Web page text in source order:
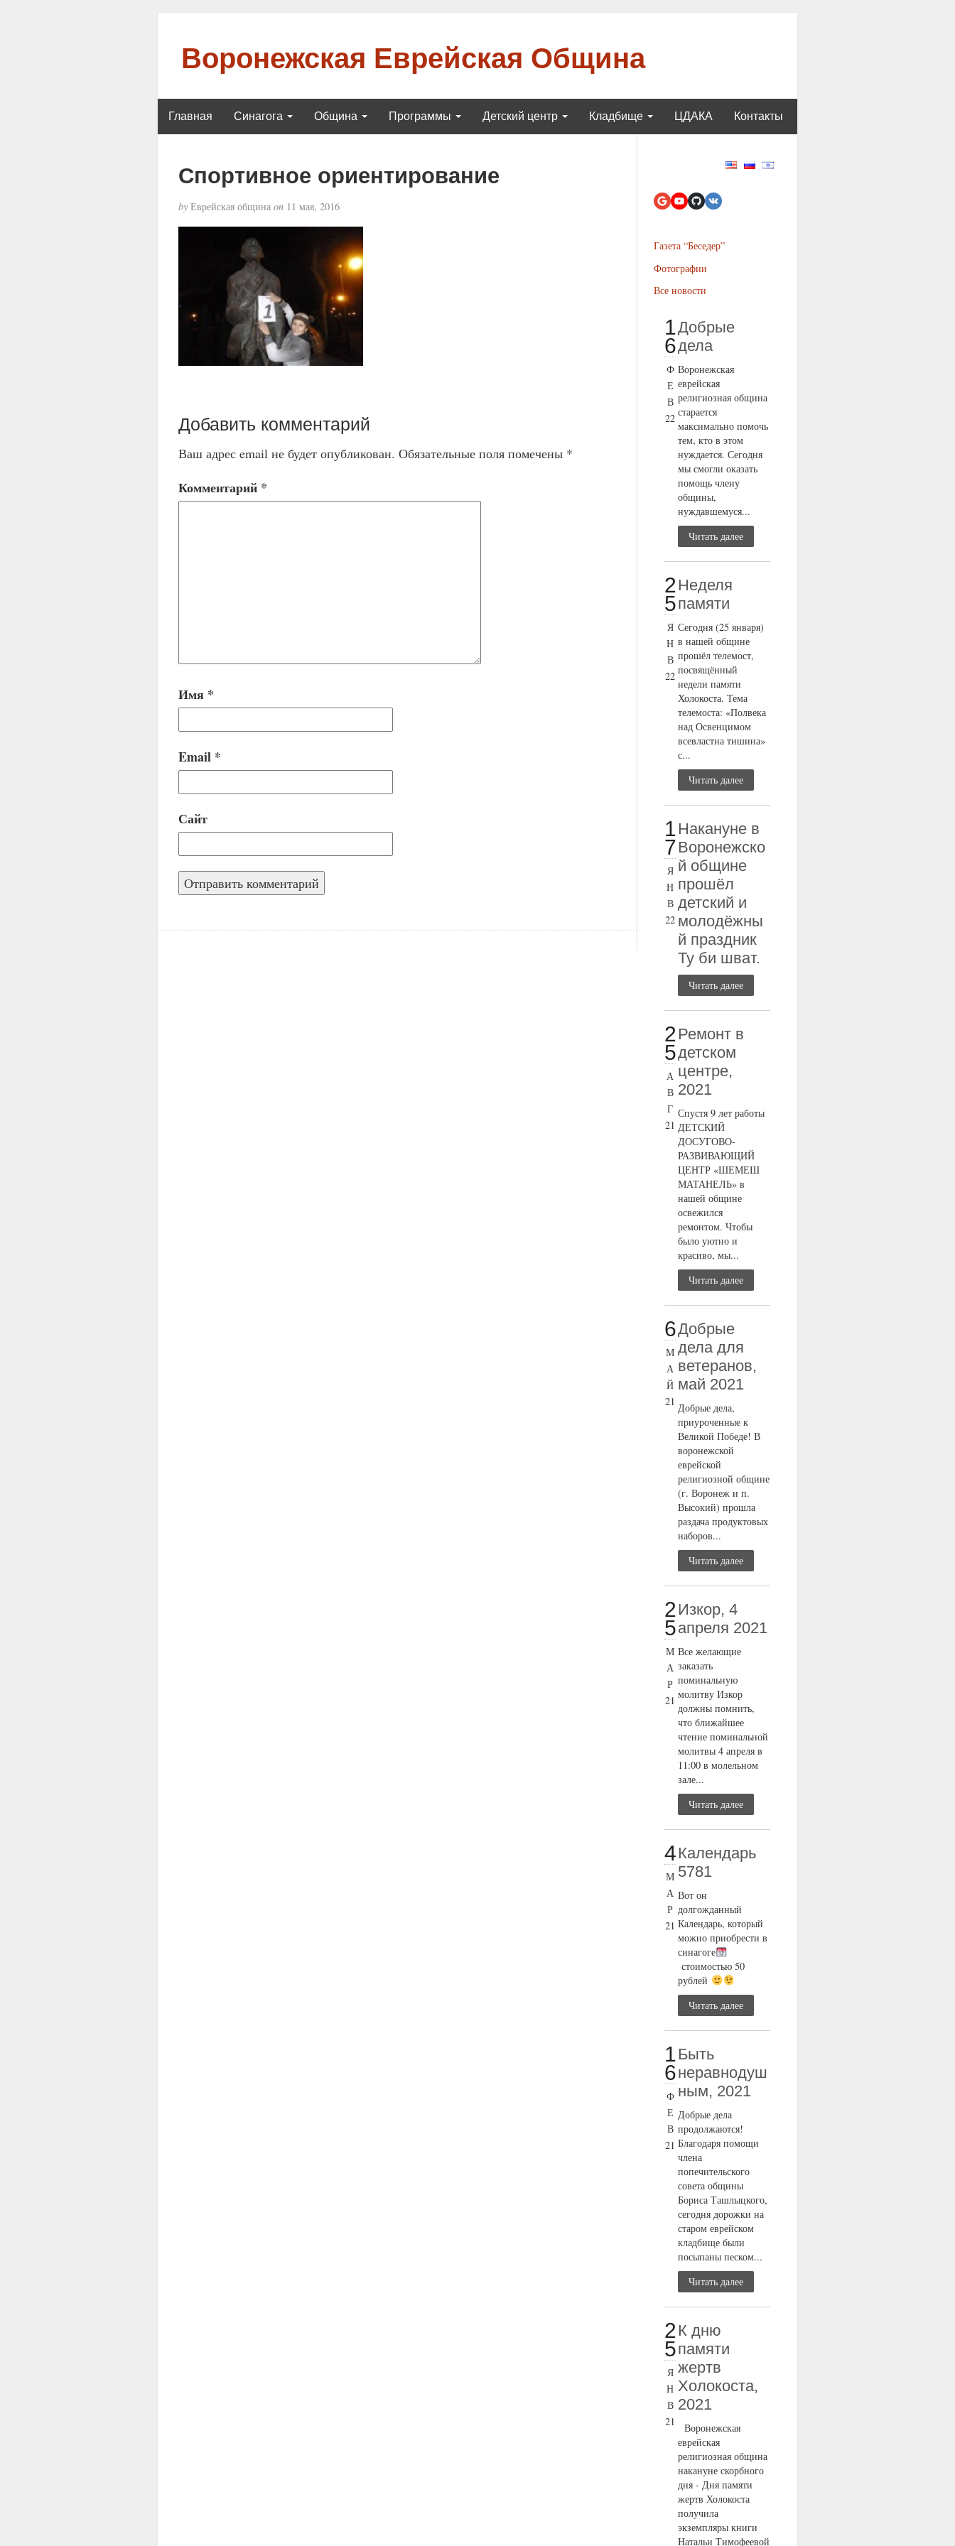
Воронежская Еврейская Община
Главная Синагога Община Программы Детский центр Кладбище ЦДАКА Контакты
Спортивное ориентирование
byЕврейская община on11 мая, 2016
Добавить комментарий
Ваш адрес email не будет опубликован. Обязательные поля помечены *
Комментарий *
Имя *
Email *
Сайт
Газета “Беседер”
Фотографии
Все новости
1
6
Ф
Е
В
22
Добрые
дела
Воронежская
еврейская
религиозная община
старается
максимально помочь
тем, кто в этом
нуждается. Сегодня
мы смогли оказать
помощь члену
общины,
нуждавшемуся...
Читать далее
2
5
Я
Н
В
22
Неделя
памяти
Сегодня (25 января)
в нашей общине
прошёл телемост,
посвящённый
недели памяти
Холокоста. Тема
телемоста: «Полвека
над Освенцимом
всевластна тишина»
с...
Читать далее
1
7
Я
Н
В
22
Накануне в
Воронежско
й общине
прошёл
детский и
молодёжны
й праздник
Ту би шват.
Читать далее
2
5
А
В
Г
21
Ремонт в
детском
центре,
2021
Спустя 9 лет работы
ДЕТСКИЙ
ДОСУГОВО-
РАЗВИВАЮЩИЙ
ЦЕНТР «ШЕМЕШ
МАТАНЕЛЬ» в
нашей общине
освежился
ремонтом. Чтобы
было уютно и
красиво, мы...
Читать далее
6
М
А
Й
21
Добрые
дела для
ветеранов,
май 2021
Добрые дела,
приуроченные к
Великой Победе! В
воронежской
еврейской
религиозной общине
(г. Воронеж и п.
Высокий) прошла
раздача продуктовых
наборов...
Читать далее
2
5
М
А
Р
21
Изкор, 4
апреля 2021
Все желающие
заказать
поминальную
молитву Изкор
должны помнить,
что ближайшее
чтение поминальной
молитвы 4 апреля в
11:00 в молельном
зале...
Читать далее
4
М
А
Р
21
Календарь
5781
Вот он
долгожданный
Календарь, который
можно приобрести в
синагоге
стоимостью 50
рублей
Читать далее
1
6
Ф
Е
В
21
Быть
неравнодуш
ным, 2021
Добрые дела
продолжаются!
Благодаря помощи
члена
попечительского
совета общины
Бориса Ташлыцкого,
сегодня дорожки на
старом еврейском
кладбище были
посыпаны песком...
Читать далее
2
5
Я
Н
В
21
К дню
памяти
жертв
Холокоста,
2021
Воронежская
еврейская
религиозная община
накануне скорбного
дня - Дня памяти
жертв Холокоста
получила
экземпляры книги
Натальи Тимофеевой